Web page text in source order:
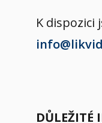
K dispozici
DŮLEŽITÉ